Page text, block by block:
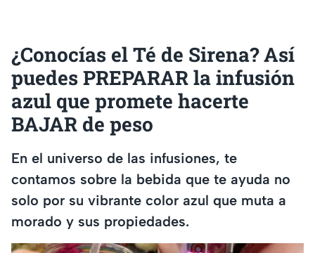
¿Conocías el Té de Sirena? Así
puedes PREPARAR la infusión
azul que promete hacerte
BAJAR de peso
En el universo de las infusiones, te
contamos sobre la bebida que te ayuda no
solo por su vibrante color azul que muta a
morado y sus propiedades.